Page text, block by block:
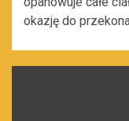
okazję do